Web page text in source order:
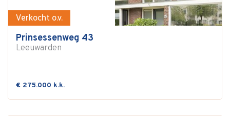
Verkocht o.v.
Prinsessenweg 43
Leeuwarden
€ 275.000 k.k.